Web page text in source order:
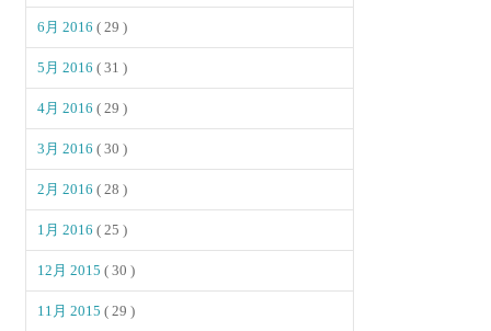
6月 2016( 29 )
5月 2016( 31 )
4月 2016( 29 )
3月 2016( 30 )
2月 2016( 28 )
1月 2016( 25 )
12月 2015( 30 )
11月 2015( 29 )